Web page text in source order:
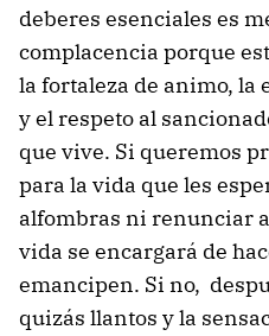
deberes esenciales es
complacencia porque
la fortaleza de animo, la
y el respeto al
que vive. Si queremos
para la vida que les
alfombras ni renunciar
vida se encargará de
emancipen. Si no,
quizás llantos y la